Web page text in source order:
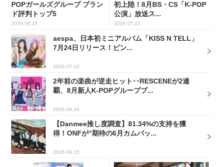
POPガールズグループ ブラン
ド評判トップ5
2026.06.15
初上陸！8月BS・CS「K-POP
公演」放送ス...
2026.07.22
aespa、日本初ミニアルバム「KISS N TELL」
7月24日リリース！ピン...
2026.07.02
2年前の楽曲が逆走ヒット･･RESCENEが2連
覇、8月新人K-POPグループブ...
2026.08.04
【Danmee推し度調査】81.34%の支持を獲
得！ONFが“期待の6月カムバッ...
2026.06.15